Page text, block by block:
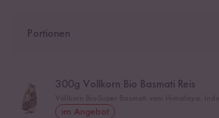
Portionen
300g Vollkorn Bio Basmati Reis
im Angebot